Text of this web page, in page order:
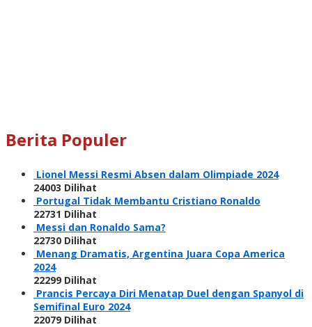
Berita Populer
Lionel Messi Resmi Absen dalam Olimpiade 2024
24003 Dilihat
Portugal Tidak Membantu Cristiano Ronaldo
22731 Dilihat
Messi dan Ronaldo Sama?
22730 Dilihat
Menang Dramatis, Argentina Juara Copa America
2024
22299 Dilihat
Prancis Percaya Diri Menatap Duel dengan Spanyol di
Semifinal Euro 2024
22079 Dilihat